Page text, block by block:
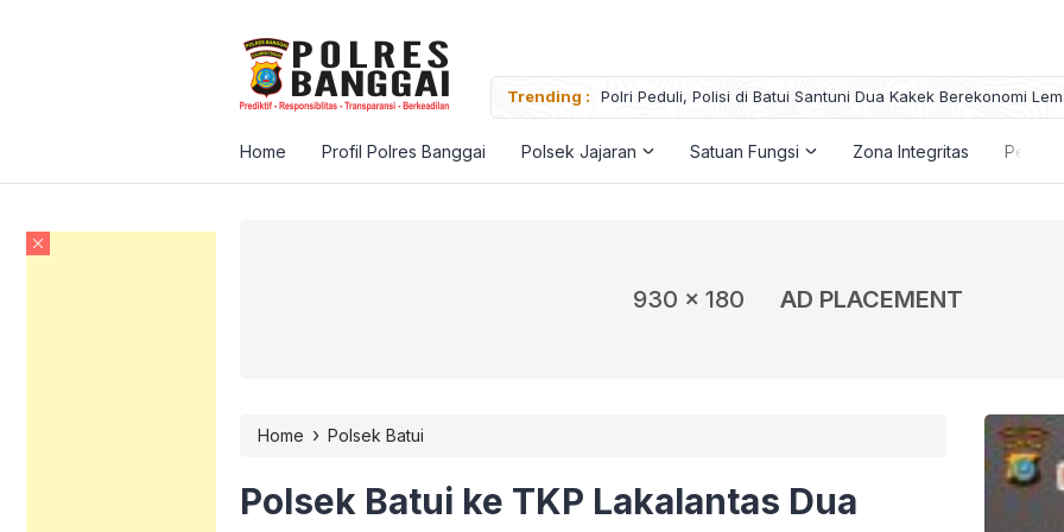
Trending :
Sendiri Berulang Kali, Polisi Tangkap Seorang Paman di Batui Polri Peduli, Polisi di Batui Santuni Dua Kakek Berekonomi
Home Profil Polres Banggai Polsek Jajaran Satuan Fungsi Zona Integritas
930 x 180 AD PLACEMENT
Home › Polsek Batui
Polsek Batui ke TKP Lakalantas Dua